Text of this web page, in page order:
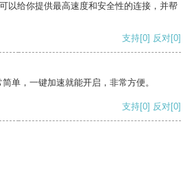
以给你提供最高速度和安全性的连接，并帮
支持[0] 反对[0]
单，一键加速就能开启，非常方便。
支持[0] 反对[0]